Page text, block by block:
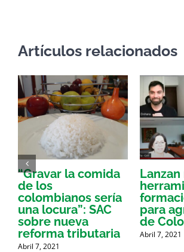
Artículos relacionados
“Gravar la comida
de los
colombianos sería
una locura”: SAC
sobre nueva
reforma tributaria
Abril 7, 2021
para
de
Abril 7, 2021